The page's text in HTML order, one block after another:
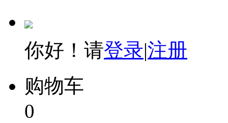
你好！请登录|注册
购物车
0